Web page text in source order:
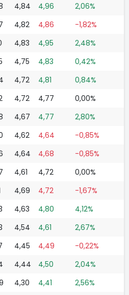
4,84 4,96
2,06%
4,82 4,86
-1,82%
4,83 4,95
2,48%
4,75 4,83
0,42%
4,72 4,81
0,84%
4,72 4,77
0,00%
4,67 4,77
2,80%
4,62 4,64
-0,85%
4,64 4,68
-0,85%
4,61 4,72
0,00%
4,69 4,72
-1,67%
4,63 4,80
4,12%
4,54 4,61
2,67%
4,45 4,49
-0,22%
4,44 4,50
2,04%
4,30 4,41
2,56%